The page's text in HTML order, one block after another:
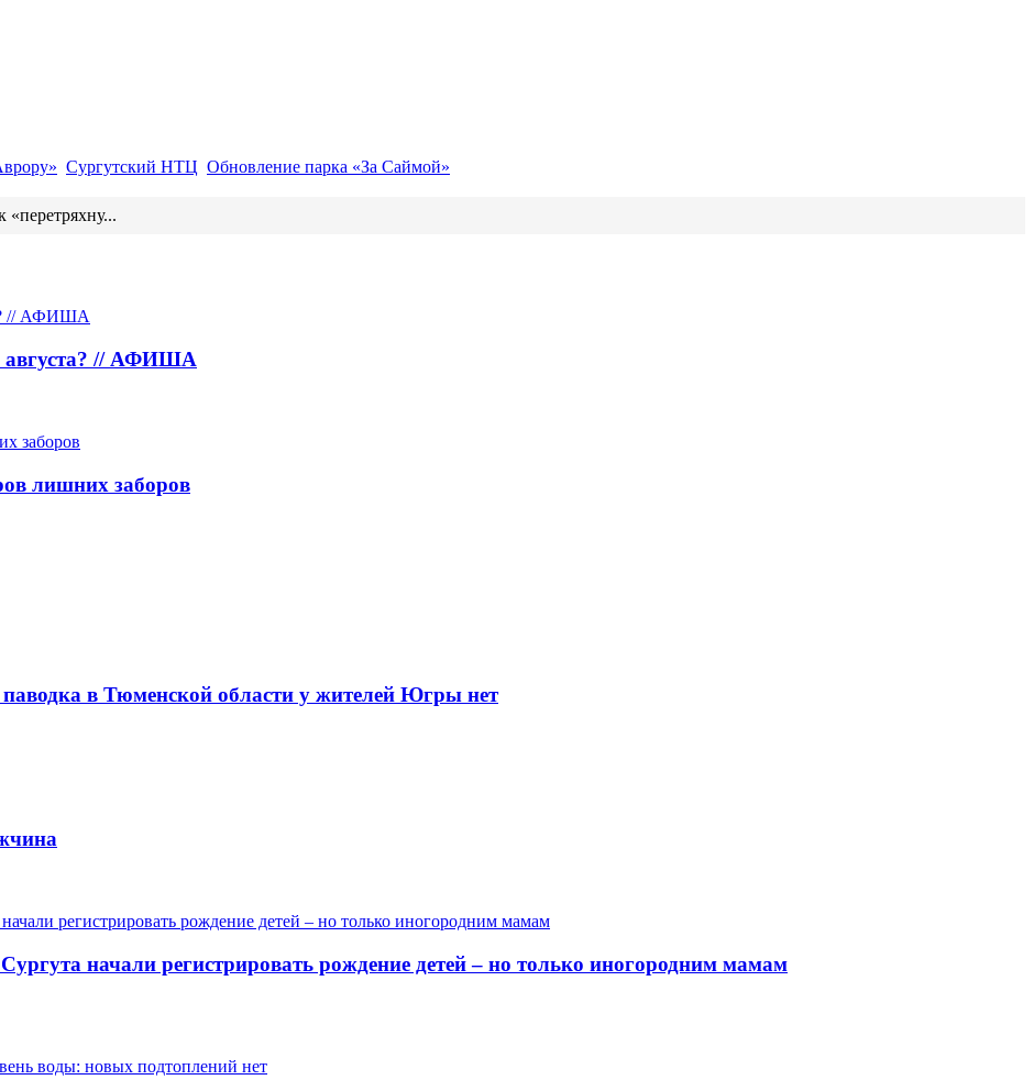
Сургутский НТЦ Обновление парка «За Саймой»
«перетряхну...
августа? // АФИША
лишних заборов
в Тюменской области у жителей Югры нет
начали регистрировать рождение детей – но только иногородним мамам